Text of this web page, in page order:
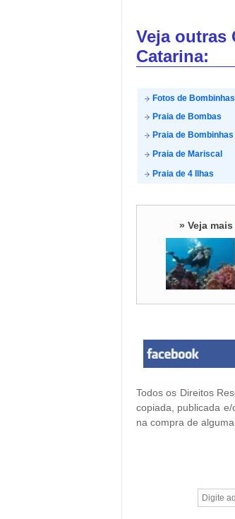
Veja outras
Catarina:
Fotos de Bombinhas
Praia de Bombas
Praia de Bombinhas
Praia de Mariscal
Praia de 4 Ilhas
» Veja mais
Todos os Direitos
copiada, publicada
na compra de